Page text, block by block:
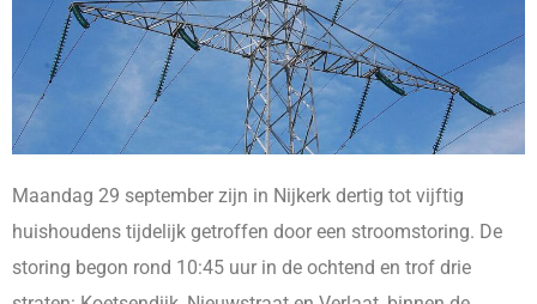
Maandag 29 september zijn in Nijkerk dertig tot vijftig
huishoudens tijdelijk getroffen door een stroomstoring. De
storing begon rond 10:45 uur in de ochtend en trof drie